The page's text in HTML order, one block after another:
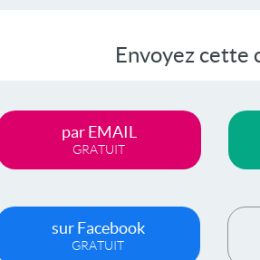
Envoyez cette
par EMAIL
GRATUIT
sur Facebook
GRATUIT